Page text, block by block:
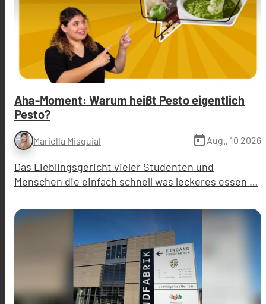
Aha-Moment: Warum heißt Pesto eigentlich
Pesto?
Mariella Misquial today Aug., 10 2026
Das Lieblingsgericht vieler Studenten und
Menschen die einfach schnell was leckeres essen …